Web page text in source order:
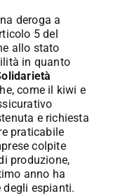
deroga a
5 del
allo stato
in quanto
come il kiwi e
e richiesta
praticabile
colpite
produzione,
anno ha
espianti.